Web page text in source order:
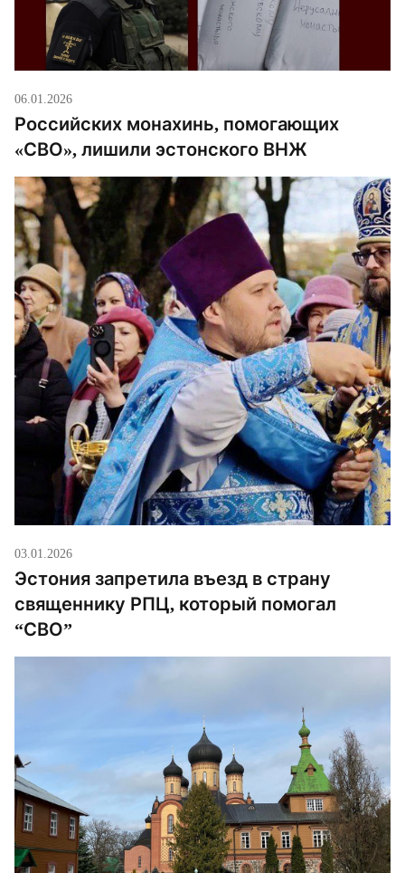
06.01.2026
Российских монахинь, помогающих
«СВО», лишили эстонского ВНЖ
03.01.2026
Эстония запретила въезд в страну
священнику РПЦ, который помогал
“СВО”